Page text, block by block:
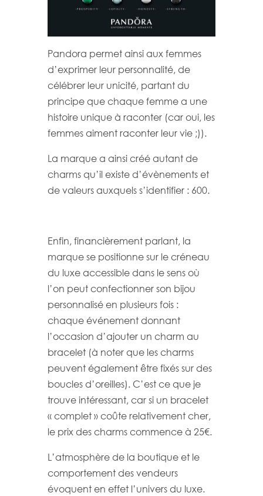
Pandora permet ainsi aux femmes
d’exprimer leur personnalité, de
célébrer leur unicité, partant du
principe que chaque femme a une
histoire unique à raconter (car oui, les
femmes aiment raconter leur vie ;)).
La marque a ainsi créé autant de
charms qu’il existe d’évènements et
de valeurs auxquels s’identifier : 600.
Enfin, financièrement parlant, la
marque se positionne sur le créneau
du luxe accessible dans le sens où
l’on peut confectionner son bijou
personnalisé en plusieurs fois :
chaque événement donnant
l’occasion d’ajouter un charm au
bracelet (à noter que les charms
peuvent également être fixés sur des
boucles d’oreilles). C’est ce que je
trouve intéressant, car si un bracelet
« complet » coûte relativement cher,
le prix des charms commence à 25€.
L’atmosphère de la boutique et le
comportement des vendeurs
évoquent en effet l’univers du luxe.